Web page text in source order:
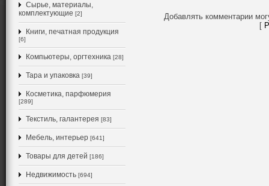
Сырье, материалы,
комплектующие [2]
Книги, печатная продукция
[6]
Компьютеры, оргтехника [28]
Тара и упаковка [39]
Косметика, парфюмерия
[289]
Текстиль, галантерея [83]
Мебель, интерьер [641]
Товары для детей [186]
Недвижимость [694]
Добавлять комментарии
[